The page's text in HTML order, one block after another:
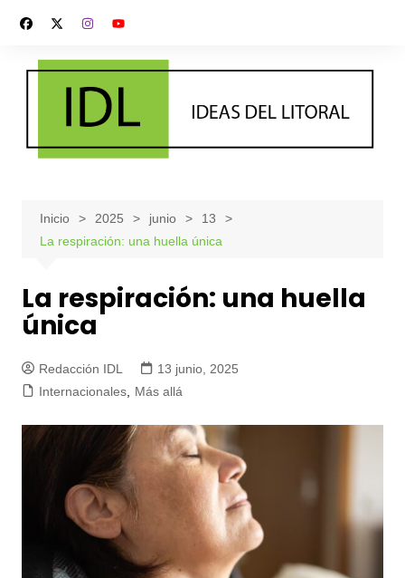
contenido
Inicio 2025 junio
13
La respiración: una huella única
La respiración: una huella
única
Redacción IDL
13 junio, 2025
Internacionales, Más allá